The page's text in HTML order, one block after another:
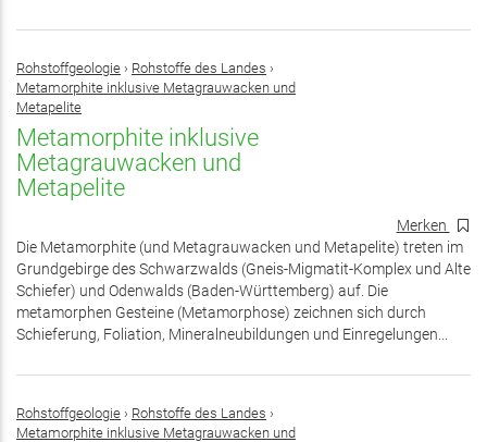
Rohstoffgeologie › Rohstoffe des Landes ›
Metamorphite inklusive Metagrauwacken und
Metapelite
Metamorphite inklusive
Metagrauwacken und
Metapelite
Merken
Die Metamorphite (und Metagrauwacken und Metapelite) treten im
Grundgebirge des Schwarzwalds (Gneis-Migmatit-Komplex und Alte
Schiefer) und Odenwalds (Baden-Württemberg) auf. Die
metamorphen Gesteine (Metamorphose) zeichnen sich durch
Schieferung, Foliation, Mineralneubildungen und Einregelungen...
Rohstoffgeologie › Rohstoffe des Landes ›
Metamorphite inklusive Metagrauwacken und